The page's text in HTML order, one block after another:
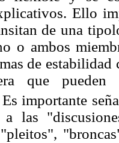
Ello
de una
o ambos
de
que pueden
importante
las